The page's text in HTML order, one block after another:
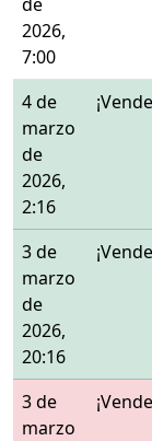
2026,
7:00
4 de
marzo
de
2026,
2:16
3 de
marzo
de
2026,
20:16
3 de
marzo